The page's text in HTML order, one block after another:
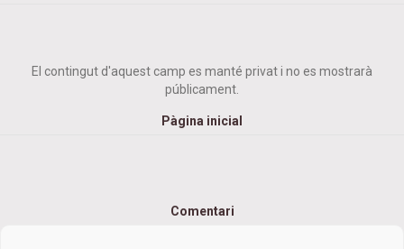
El contingut d'aquest camp es manté privat i no es mostrarà
públicament.
Pàgina inicial
Comentari